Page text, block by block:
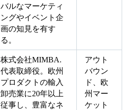
バルなマーケティ
ングやイベント企
画の知見を有す
る。
株式会社MIMBA.
代表取締役。欧州
プロダクトの輸入
卸売業に20年以上
従事し、豊富なネ
アウト
バウン
ド、欧
州マー
ケット